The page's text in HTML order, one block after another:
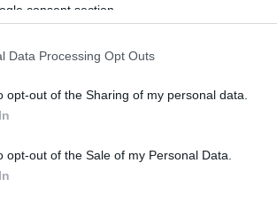
consent section.
Data Processing Opt Outs
opt-out of the Sharing of my personal data.
opt-out of the Sale of my Personal Data.
után kerül sor, a részvétel